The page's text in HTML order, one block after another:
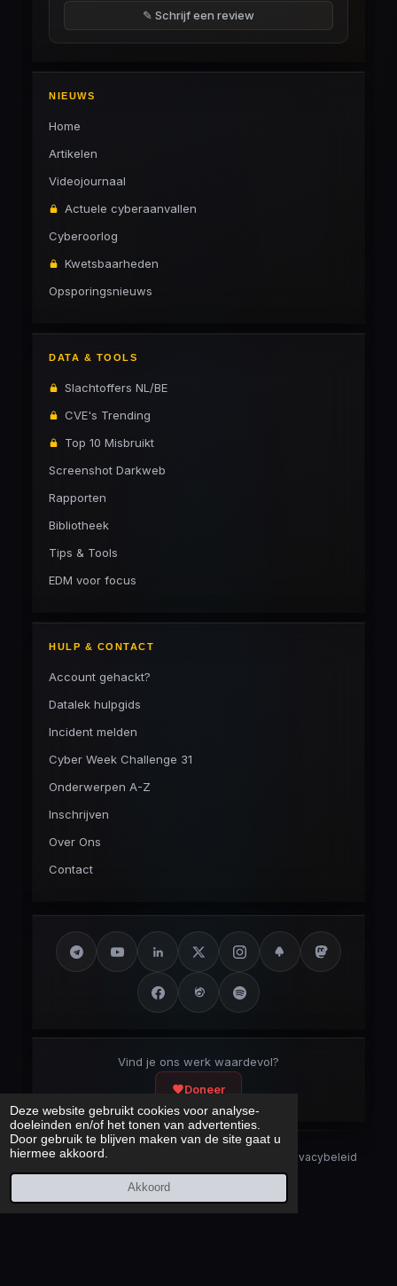
Deze website gebruikt cookies voor analyse-
doeleinden en/of het tonen van advertenties.
Door gebruik te blijven maken van de site gaat u
hiermee akkoord.
Akkoord
✎ Schrijf een review
NIEUWS
Home
Artikelen
Videojournaal
Actuele cyberaanvallen
Cyberoorlog
Kwetsbaarheden
Opsporingsnieuws
DATA & TOOLS
Slachtoffers NL/BE
CVE's Trending
Top 10 Misbruikt
Screenshot Darkweb
Rapporten
Bibliotheek
Tips & Tools
EDM voor focus
HULP & CONTACT
Account gehackt?
Datalek hulpgids
Incident melden
Cyber Week Challenge 31
Onderwerpen A-Z
Inschrijven
Over Ons
Contact
Vind je ons werk waardevol?
Doneer
Security Disclaimer
Privacybeleid
CookieverklaringSitemap
Laatst bijgewerkt: